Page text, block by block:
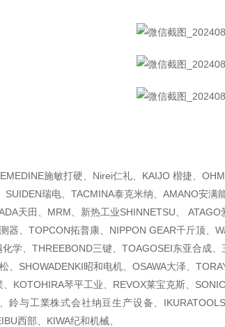
施敏打硬、Nirei仁礼、KAIJO 楷捷、OHM
SUIDEN瑞电、TACMINA泰克米纳、AMANO安满
天田、MRM、新热工业SHINNETSU、
器、TOPCON拓普康、NIPPON GEAR千斤顶、
学、THREEBOND三键、TOAGOSEI东亚合成、
、SHOWADENKI昭和电机、OSAWA大泽、
KOTOHIRA琴平工业、REVOX莱宝克斯、
鈴与工業株式会社纳豆生产设备、
西部、KIWA纪和机械、